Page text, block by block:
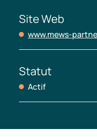
Site Web
www.mews-
Statut
Actif